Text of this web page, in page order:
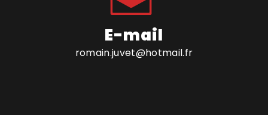
E-mail
romain.juvet@hotmail.fr